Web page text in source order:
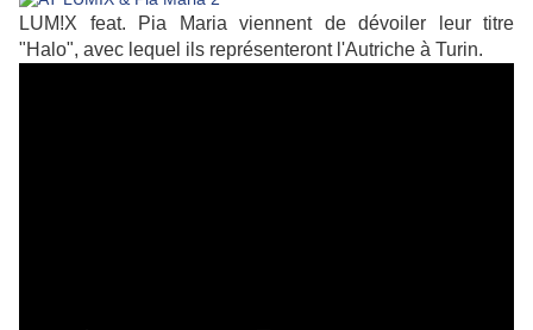
LUM!X feat. Pia Maria viennent de dévoiler leur titre
"Halo", avec lequel ils représenteront l'Autriche à Turin.